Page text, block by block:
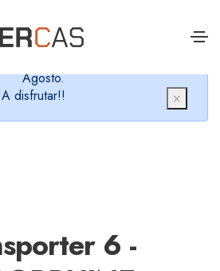
que nos queremos dar un
y refrescarnos.
Agosto.
A disfrutar!!
×
6 -